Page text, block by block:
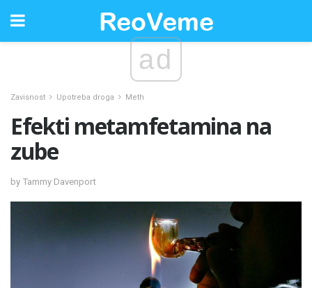
ad
Zavisnost Upotreba droga Meth
Efekti metamfetamina na
zube
by Tammy Davenport